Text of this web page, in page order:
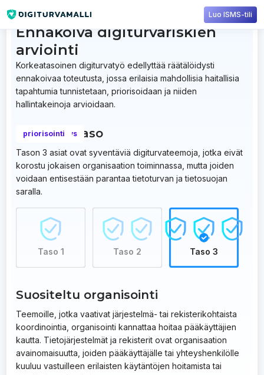
Luo ISMS-tili
Ennakoiva digiturvariskien
arviointi
Korkeatasoinen digiturvatyö edellyttää räätälöidysti
ennakoivaa toteutusta, jossa erilaisia mahdollisia haitallisia
tapahtumia tunnistetaan, priorisoidaan ja niiden
hallintakeinoja arvioidaan.
riskilähtöisyys
ennakointi
priorisointi
Vaatimustaso
Tason 3 asiat ovat syventäviä digiturvateemoja, jotka eivät
korostu jokaisen organisaation toiminnassa, mutta joiden
voidaan entisestään parantaa tietoturvan ja tietosuojan
saralla.
Taso 1 Taso 2 Taso 3
Suositeltu organisointi
Teemoille, jotka vaativat järjestelmä- tai rekisterikohtaista
koordinointia, organisointi kannattaa hoitaa pääkäyttäjien
kautta. Tietojärjestelmät ja rekisterit ovat organisaation
avainomaisuutta, joiden pääkäyttäjälle tai yhteyshenkilölle
kuuluu vastuilleen erilaisten käytäntöjen hoitamista tai